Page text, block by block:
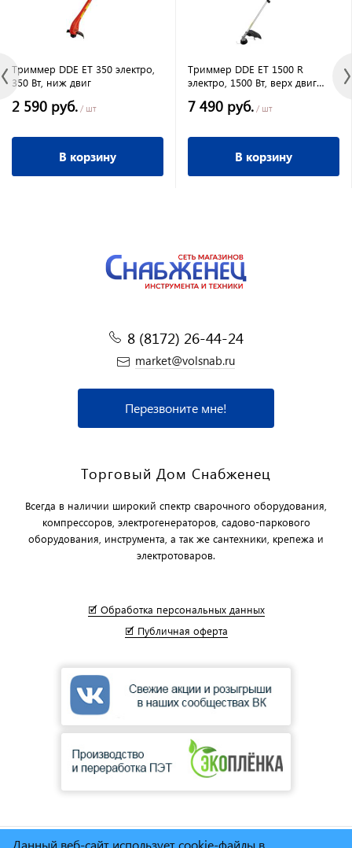
Триммер DDE ET 350 электро,
350 Вт, ниж двиг
2 590 руб. / шт
В корзину
Триммер DDE ET 1500 R
электро, 1500 Вт, верх двиг
7 490 руб. / шт
В корзину
8 (8172) 26-44-24
market@volsnab.ru
Перезвоните мне!
Торговый Дом Снабженец
Всегда в наличии широкий спектр сварочного оборудования,
компрессоров, электрогенераторов, садово-паркового
оборудования, инструмента, а так же сантехники, крепежа и
электротоваров.
🗹 Обработка персональных данных
🗹 Публичная оферта
Данный веб-сайт использует cookie-файлы в